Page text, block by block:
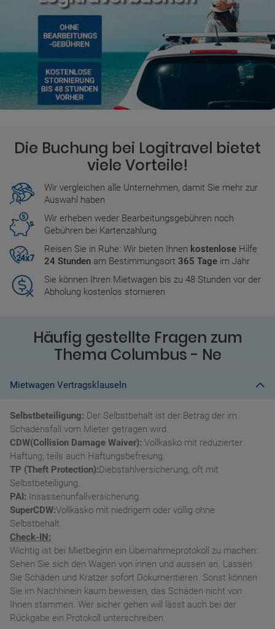
Die Buchung bei Logitravel bietet
viele Vorteile!
Wir vergleichen alle Unternehmen, damit Sie mehr zur
Auswahl haben
Wir erheben weder Bearbeitungsgebühren noch
Gebühren bei Kartenzahlung
Reisen Sie in Ruhe: Wir bieten Ihnen kostenlose Hilfe
24 Stunden am Bestimmungsort 365 Tage im Jahr
Sie können Ihren Mietwagen bis zu 48 Stunden vor der
Abholung kostenlos stornieren
Häufig gestellte Fragen zum
Thema Columbus - Ne
Mietwagen Vertragsklauseln
Selbstbeteiligung: Der Selbstbehalt ist der Betrag der im
Schadensfall vom Mieter getragen wird.
CDW(Collision Damage Waiver): Vollkasko mit reduzierter
Haftung, teils auch Haftungsbefreiung.
TP (Theft Protection):Diebstahlversicherung, oft mit
Selbstbeteiligung.
PAI: Insassenunfallversicherung.
SuperCDW:Vollkasko mit niedrigem oder völlig ohne
Selbstbehalt.
Check-IN:
Wichtig ist bei Mietbeginn ein Übernahmeprotokoll zu machen:
Sehen Sie sich den Wagen von innen und aussen an. Lassen
Sie Schäden und Kratzer sofort Dokumentieren. Sonst können
Sie im Nachhinein kaum beweisen, das Schäden nicht von
Ihnen stammen. Wer sicher gehen will lässt auch bei der
Rückgabe ein Protokoll unterschreiben.